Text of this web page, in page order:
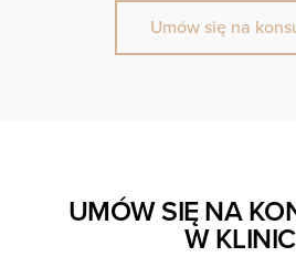
Umów się na
UMÓW SIĘ NA
W